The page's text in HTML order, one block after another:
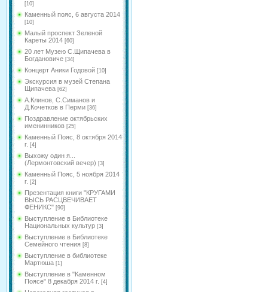
[10]
Каменный пояс, 6 августа 2014
[10]
Малый проспект Зеленой
Кареты 2014 [60]
20 лет Музею С.Щипачева в
Богдановиче [34]
Концерт Аники Годовой [10]
Экскурсия в музей Степана
Щипачева [62]
А.Клинов, С.Симанов и
Д.Кочетков в Перми [36]
Поздравление октябрьских
именинников [25]
Каменный Пояс, 8 октября 2014
г. [4]
Выхожу один я...
(Лермонтовский вечер) [3]
Каменный Пояс, 5 ноября 2014
г. [2]
Презентация книги "КРУГАМИ
ВЫСЬ РАСЦВЕЧИВАЕТ
ФЕНИКС" [90]
Выступление в Библиотеке
Национальных культур [3]
Выступление в Библиотеке
Семейного чтения [8]
Выступление в библиотеке
Мартюша [1]
Выступление в "Каменном
Поясе" 8 декабря 2014 г. [4]